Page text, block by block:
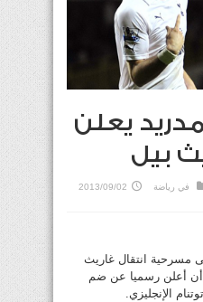
يعلن
بيل
في رياضة
2013/09/02
مسرحية انتقال غاريث
أعلن رسميا عن ضم
الإنجليزي.